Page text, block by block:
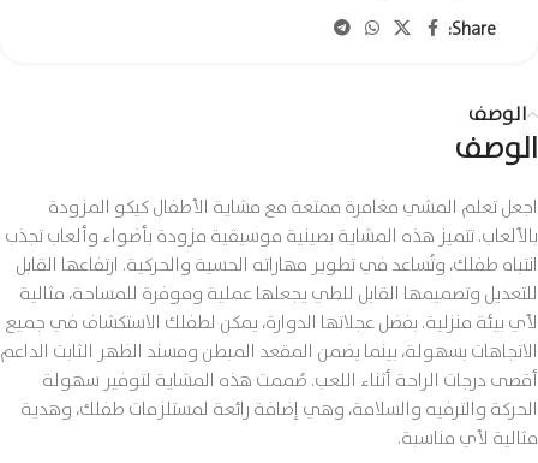
Share:
الوصف
الوصف
اجعل تعلم المشي مغامرة ممتعة مع مشاية الأطفال كيكو المزودة
بالألعاب. تتميز هذه المشاية بصينية موسيقية مزودة بأضواء وألعاب تجذب
انتباه طفلك، وتُساعد في تطوير مهاراته الحسية والحركية. ارتفاعها القابل
للتعديل وتصميمها القابل للطي يجعلها عملية وموفرة للمساحة، مثالية
لأي بيئة منزلية. بفضل عجلاتها الدوارة، يمكن لطفلك الاستكشاف في جميع
الاتجاهات بسهولة، بينما يضمن المقعد المبطن ومسند الظهر الثابت الداعم
أقصى درجات الراحة أثناء اللعب. صُممت هذه المشاية لتوفير سهولة
الحركة والترفيه والسلامة، وهي إضافة رائعة لمستلزمات طفلك، وهدية
مثالية لأي مناسبة.